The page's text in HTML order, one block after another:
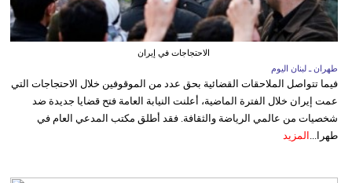
الاحتجاجات في إيران
طهران ـ لبنان اليوم
فيما تتواصل الملاحقات القضائية بحق عدد من الموقوفين خلال الاحتجاجات التي
عمت إيران خلال الفترة الماضية، أعلنت النيابة العامة فتح قضايا جديدة ضد
شخصيات من عالمي الرياضة والثقافة. فقد أطلق مكتب المدعي العام في
طهرا... المزيد